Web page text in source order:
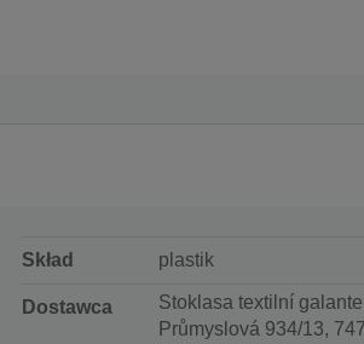
Skład plastik
Dostawca
Stoklasa textilní
Průmyslová 934/13,